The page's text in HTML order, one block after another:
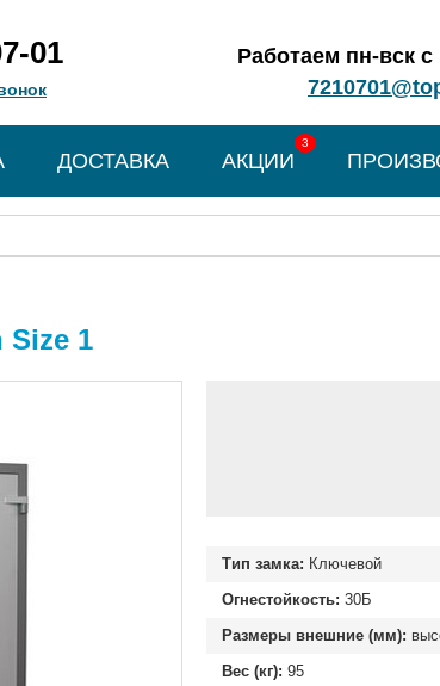
Работаем пн-вск с
01
ДОСТАВКА
3
АКЦИИ
1
Тип замка: Ключевой
Огнестойкость: 30Б
Размеры внешние (мм):
Вес (кг): 95